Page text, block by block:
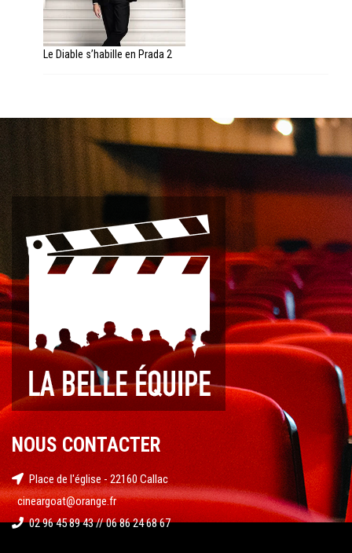
Le Diable s’habille en Prada 2
NOUS CONTACTER
Place de l'église - 22160 Callac
cineargoat@orange.fr
02 96 45 89 43 // 06 86 24 68 67